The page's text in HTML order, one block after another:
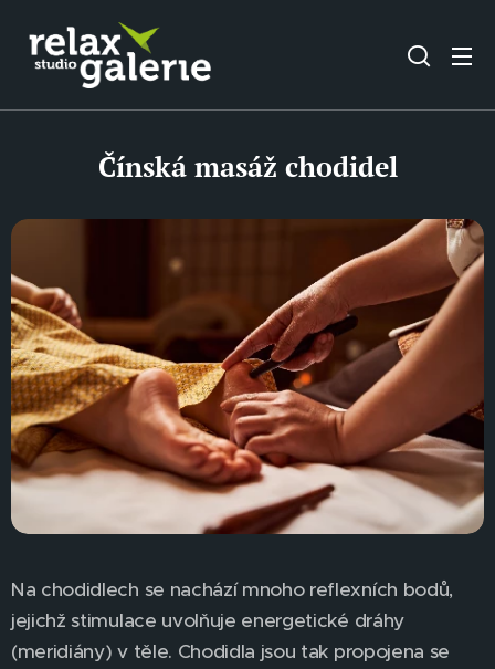
Čínská masáž chodidel
Na chodidlech se nachází mnoho reflexních bodů,
jejichž stimulace uvolňuje energetické dráhy
(meridiány) v těle. Chodidla jsou tak propojena se